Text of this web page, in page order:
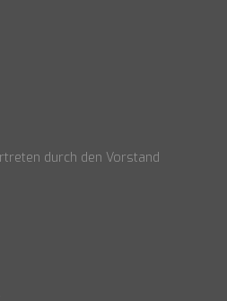
durch den Vorstand